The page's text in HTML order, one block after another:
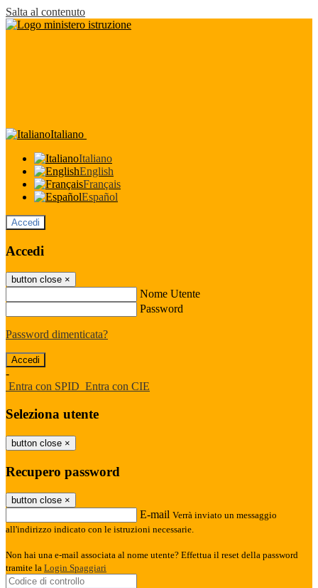
Salta al contenuto
Italiano
Italiano
English
Français
Español
Accedi
Accedi
button close ×
Nome Utente
Password
Password dimenticata?
-
Entra con SPID Entra con CIE
Seleziona utente
button close ×
Recupero password
button close ×
E-mail Verrà inviato un messaggio
all'indirizzo indicato con le istruzioni necessarie.
Non hai una e-mail associata al nome utente? Effettua il reset della password
tramite la Login Spaggiari